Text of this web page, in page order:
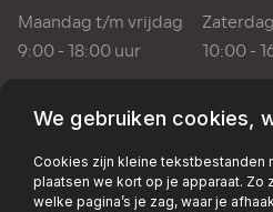
Maandag t/m vrijdag
Zaterdag
9:00 - 18:00 uur
10:00 -
OPENINGSTIJDEN
Maandag t/m vrijdag
8:00 - 17:00 uur
We gebruiken cookies,
Cookies zijn kleine tekstbestanden
plaatsen we kort op je apparaat. Zo
welke pagina’s je zag, waar je